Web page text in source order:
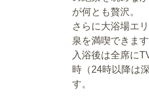
が何とも贅沢。
さらに大浴場エ
泉を満喫できます
入浴後は全席に
時（24時以降は
す。